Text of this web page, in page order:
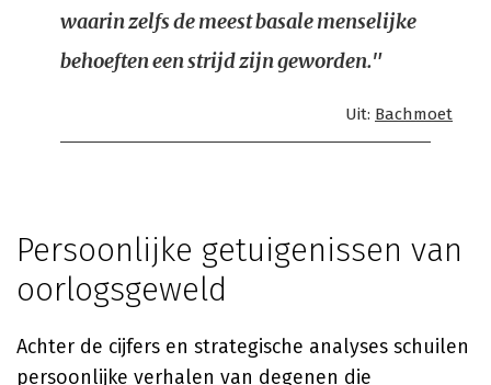
waarin zelfs de meest basale menselijke
behoeften een strijd zijn geworden."
Uit: Bachmoet
Persoonlijke getuigenissen van
oorlogsgeweld
Achter de cijfers en strategische analyses schuilen
persoonlijke verhalen van degenen die